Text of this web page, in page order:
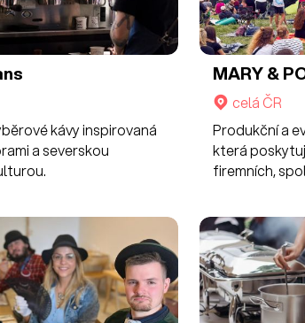
kávy inspirovaná
a severskou
MARY &
celá ČR
Produkční a
která
firemních,